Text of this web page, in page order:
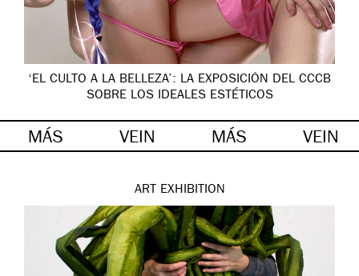
‘EL CULTO A LA BELLEZA’: LA EXPOSICIÓN DEL CCCB
SOBRE LOS IDEALES ESTÉTICOS
MÁS VEIN MÁS VEIN
ART EXHIBITION